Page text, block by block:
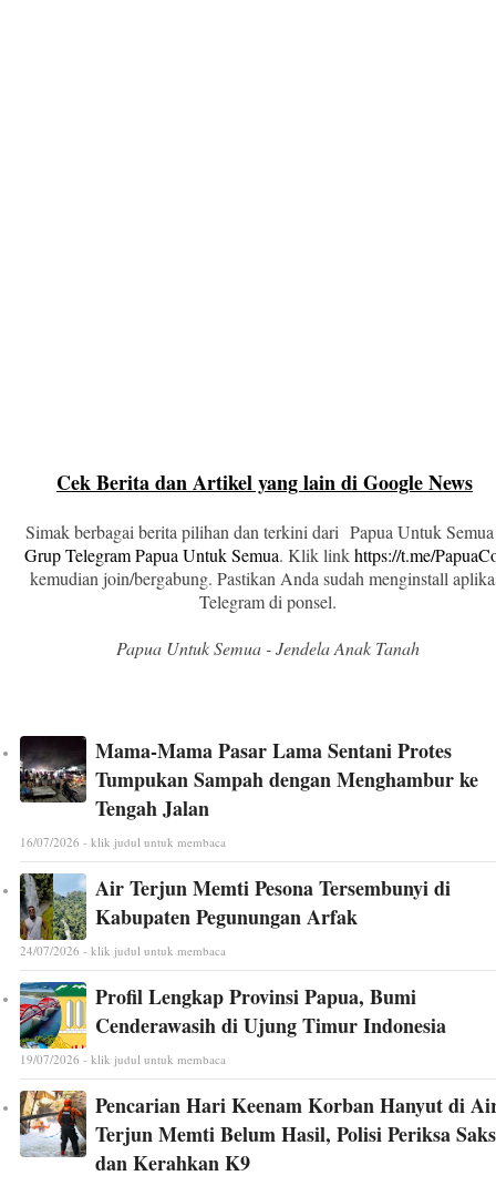
Cek Berita dan Artikel yang lain di Google News
Simak berbagai berita pilihan dan terkini dari Papua Untuk
Grup Telegram Papua Untuk Semua. Klik linkhttps://t.me/
kemudian join/bergabung. Pastikan Anda sudah menginstall
Telegram di ponsel.
Papua Untuk Semua - Jendela Anak Tanah
Mama-Mama Pasar Lama Sentani Protes
Tumpukan Sampah dengan Menghambur ke
Tengah Jalan
16/07/2026 - klik judul untuk membaca
Air Terjun Memti Pesona Tersembunyi di
Kabupaten Pegunungan Arfak
24/07/2026 - klik judul untuk membaca
Profil Lengkap Provinsi Papua, Bumi
Cenderawasih di Ujung Timur Indonesia
19/07/2026 - klik judul untuk membaca
Pencarian Hari Keenam Korban Hanyut di
Terjun Memti Belum Hasil, Polisi Periksa
dan Kerahkan K9